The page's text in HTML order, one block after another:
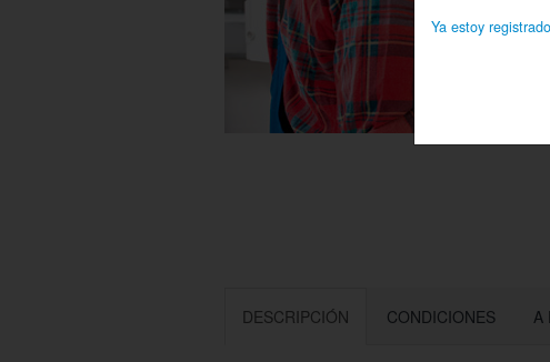
DESCRIPCIÓN CONDICIONES A
Ya estoy registrado